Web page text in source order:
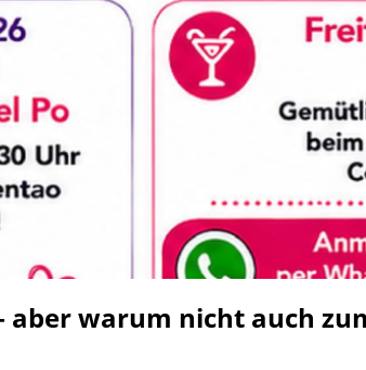
aber warum nicht auch